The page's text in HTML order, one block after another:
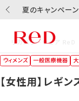
夏のキャンペー
リカバリーウェア ReD
ウィメンズ 一般医療機器
【女性用】レギ